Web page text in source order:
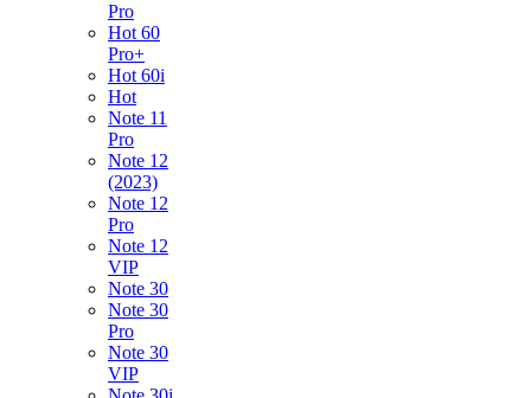
Pro
Hot 60
Pro+
Hot 60i
Hot
Note 11
Pro
Note 12
(2023)
Note 12
Pro
Note 12
VIP
Note 30
Note 30
Pro
Note 30
VIP